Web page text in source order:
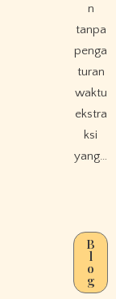
n
tanpa
penga
turan
waktu
ekstra
ksi
yang…
B
l
o
g